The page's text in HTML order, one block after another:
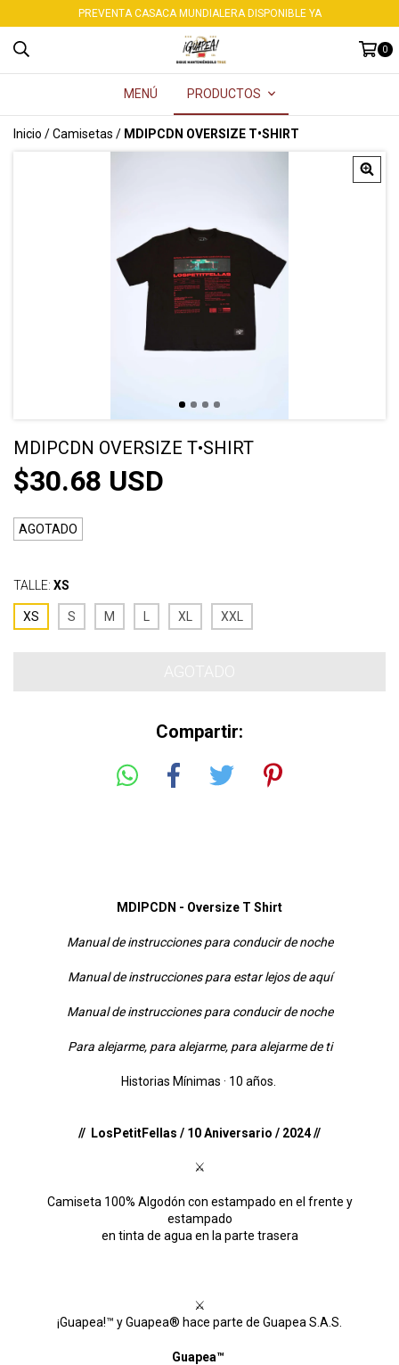
PREVENTA CASACA MUNDIALERA DISPONIBLE YA
0
MENÚ PRODUCTOS
Inicio /Camisetas / MDIPCDN OVERSIZE T•SHIRT
MDIPCDN OVERSIZE T•SHIRT
$30.68 USD
AGOTADO
TALLE: XS
XS S M XL XXL
Compartir:
MDIPCDN - Oversize T Shirt
Manual de instrucciones para conducir de noche
Manual de instrucciones para estar lejos de aquí
Manual de instrucciones para conducir de noche
Para alejarme, para alejarme, para alejarme de ti
Historias Mínimas · 10 años.
// LosPetitFellas / 10 Aniversario / 2024//
⚔
Camiseta 100% Algodón con estampado en el frente y
estampado
en tinta de agua en la parte trasera
⚔
¡Guapea!™ y Guapea® hace parte de Guapea S.A.S.
Guapea™